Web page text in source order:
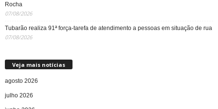
Rocha
07/08/2026
Tubarão realiza 91ª força-tarefa de atendimento a pessoas em situação de rua
07/08/2026
Veja mais notícias
agosto 2026
julho 2026